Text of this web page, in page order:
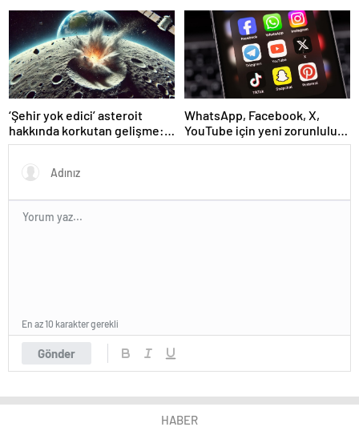
‘Şehir yok edici’ asteroit
hakkında korkutan gelişme:
Beklenenden daha büyük
WhatsApp, Facebook, X,
YouTube için yeni zorunluluk:
Uymayana para cezası
Gönder
En az 10 karakter gerekli
HABER